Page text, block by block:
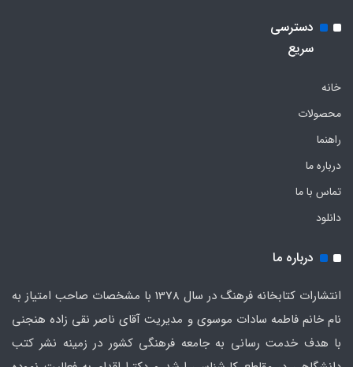
دسترسی
سریع
خانه
محصولات
راهنما
درباره ما
تماس با ما
دانلود
درباره ما
انتشارات کتابخانه فرهنگ در سال 1378 با مشخصات صاحب امتیاز به
نام خانم فاطمه سادات موسوی و مدیریت آقای ناصر نقی زاده هنجنی
با هدف خدمت رسانی به جامعه فرهنگی کشور در زمینه نشر کتب